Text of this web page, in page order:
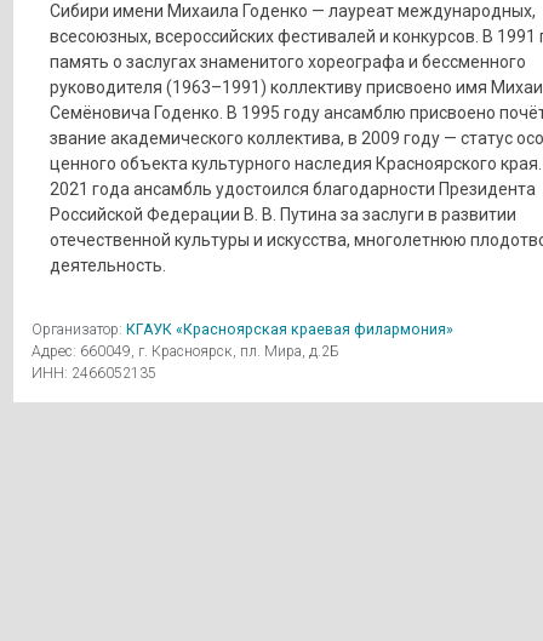
Сибири имени Михаила Годенко — лауреат международных,
всесоюзных, всероссийских фестивалей и конкурсов. В 1991
память о заслугах знаменитого хореографа и бессменного
руководителя (1963–1991) коллективу присвоено имя
Семёновича Годенко. В 1995 году ансамблю присвоено
звание академического коллектива, в 2009 году — статус
ценного объекта культурного наследия Красноярского
2021 года ансамбль удостоился благодарности Президента
Российской Федерации В. В. Путина за заслуги в развитии
отечественной культуры и искусства, многолетнюю
деятельность.
Организатор: КГАУК «Красноярская краевая филармония»
Адрес: 660049, г. Красноярск, пл. Мира, д.2Б
ИНН: 2466052135